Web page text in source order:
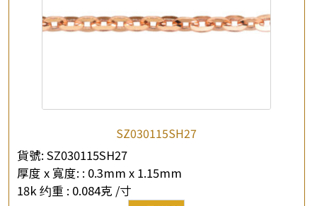
SZ030115SH27
貨號: SZ030115SH27
厚度 x 寬度: : 0.3mm x 1.15mm
18k 约重 : 0.084克 /寸